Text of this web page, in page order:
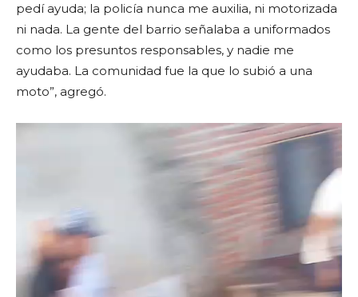
pedí ayuda; la policía nunca me auxilia, ni motorizada
ni nada. La gente del barrio señalaba a uniformados
como los presuntos responsables, y nadie me
ayudaba. La comunidad fue la que lo subió a una
moto”, agregó.